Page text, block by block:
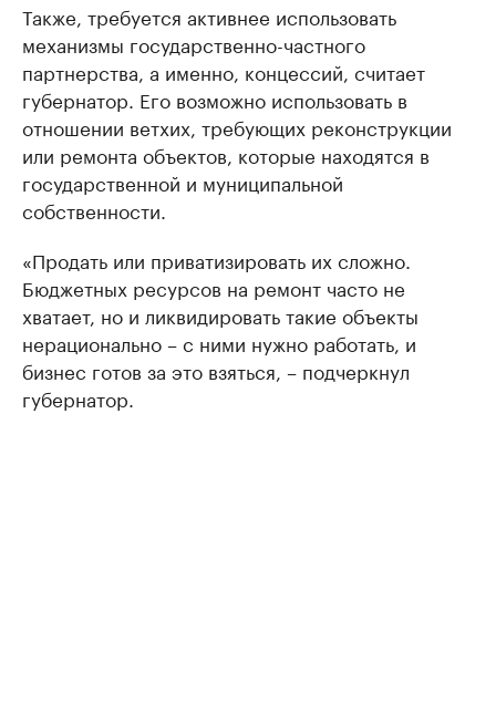
Также, требуется активнее использовать
механизмы государственно-частного
партнерства, а именно, концессий, считает
губернатор. Его возможно использовать в
отношении ветхих, требующих реконструкции
или ремонта объектов, которые находятся в
государственной и муниципальной
собственности.
«Продать или приватизировать их сложно.
Бюджетных ресурсов на ремонт часто не
хватает, но и ликвидировать такие объекты
нерационально – с ними нужно работать, и
бизнес готов за это взяться, – подчеркнул
губернатор.